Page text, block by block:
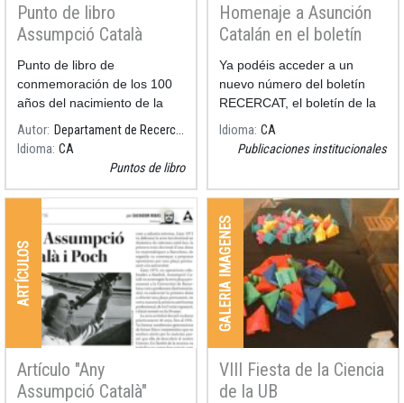
Punto de libro
Assumpció Català
Punto de libro de
conmemoración de los 100
años del nacimiento de la
M.Asumpción Català i Poch,
matemática, astrónoma,
primera mujer en obtener el
por la Universidad de Bar
Autor
Departament de Recerca i Universitats
Idioma CA
Puntos de libro
Homenaje a Asunción
Catalán en el boletín
RECERCAT
Ya podéis acceder a un
nuevo número del boletín
RECERCAT, el boletín de la
investigación en Cataluña,
este mes dedicado a
Català i Poch (Barcelon
Idioma CA
Publicaciones institucionales
ARTÍCULOS
Artículo "Any
Assumpció Català"
GALERIA IMAGENES
VIII Fiesta de la Ciencia
de la UB